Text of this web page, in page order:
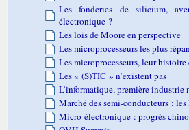
Les fonderies de silicium,
électronique ?
Les lois de Moore en perspective
Les microprocesseurs les plus
Les microprocesseurs, leur
Les « (S)TIC » n’existent pas
L’informatique, première industrie
Marché des semi-conducteurs :
Micro-électronique : progrès